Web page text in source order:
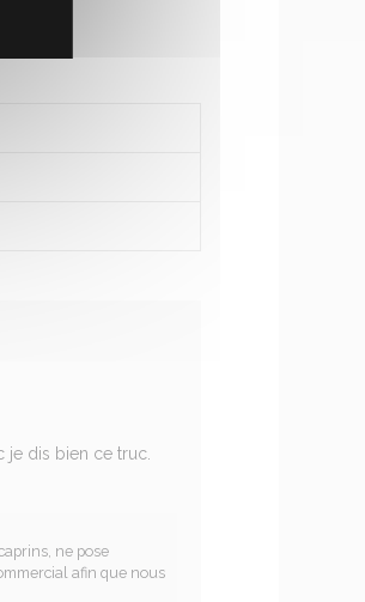
je dis bien ce truc.
ne pose
afin que nous